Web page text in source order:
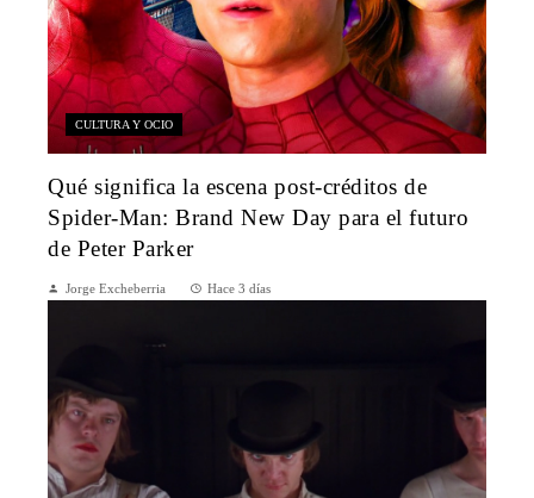
CULTURA Y OCIO
Qué significa la escena post-créditos de
Spider-Man: Brand New Day para el futuro
de Peter Parker
Jorge Excheberria Hace 3 días